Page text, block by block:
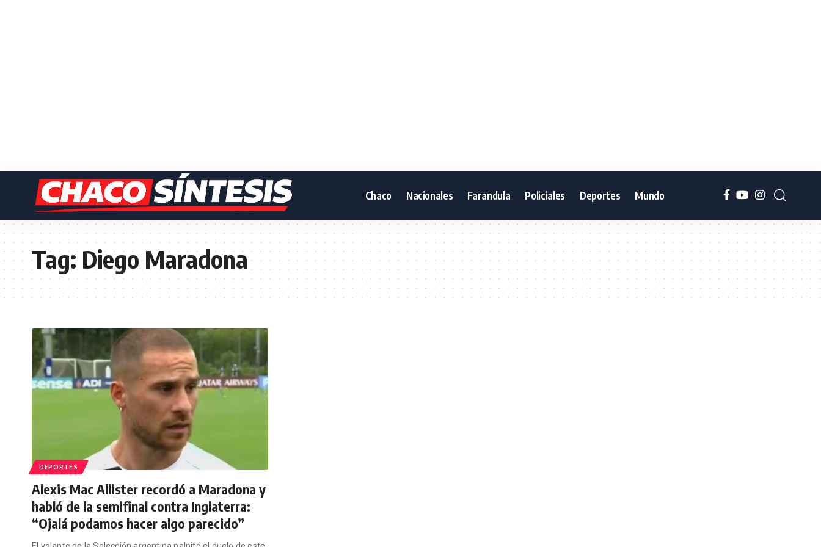
Chaco Nacionales Farandula Policiales Deportes Mundo
Tag:Diego Maradona
DEPORTES
Alexis Mac Allister recordó a Maradona y
habló de la semifinal contra Inglaterra:
“Ojalá podamos hacer algo parecido”